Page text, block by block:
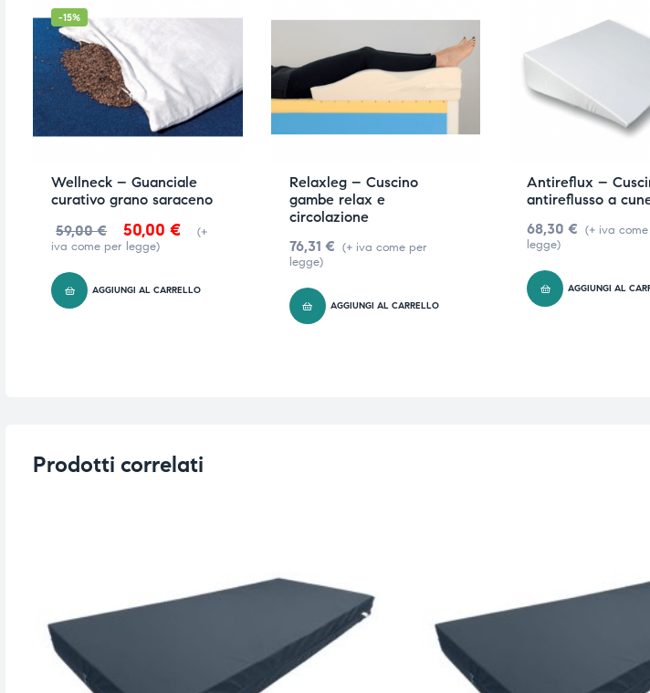
-15%
Wellneck – Guanciale
curativo grano saraceno
59,00€ 50,00€
(+
iva come per legge)
AGGIUNGI AL CARRELLO
Relaxleg – Cuscino
gambe relax e
circolazione
76,31 € (+ iva come per
legge)
AGGIUNGI AL CARRELLO
Antireflux –
antireflusso a
68,30€ (+ iva
legge)
AGGIUNGI AL
Prodotti correlati